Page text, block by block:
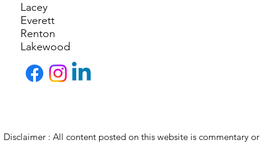
Disclaimer : All content posted on this website is commentary or
Lacey
Everett
Renton
Lakewood